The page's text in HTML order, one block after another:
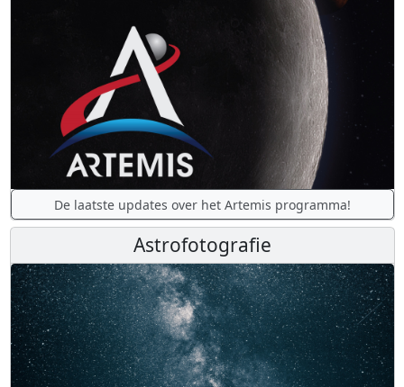
De laatste updates over het Artemis programma!
Astrofotografie